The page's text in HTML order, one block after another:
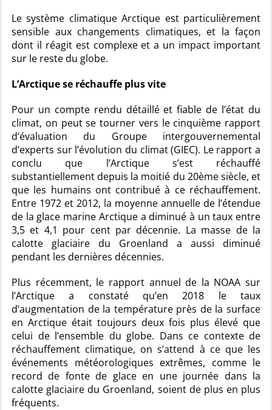
Le système climatique Arctique est particulièrement
sensible aux changements climatiques, et la façon
dont il réagit est complexe et a un impact important
sur le reste du globe.
L’Arctique se réchauffe plus vite
Pour un compte rendu détaillé et fiable de l’état du
climat, on peut se tourner vers le cinquième rapport
d’évaluation du Groupe intergouvernemental
d’experts sur l’évolution du climat (GIEC). Le rapport a
conclu que l’Arctique s’est réchauffé
substantiellement depuis la moitié du 20ème siècle, et
que les humains ont contribué à ce réchauffement.
Entre 1972 et 2012, la moyenne annuelle de l’étendue
de la glace marine Arctique a diminué à un taux entre
3,5 et 4,1 pour cent par décennie. La masse de la
calotte glaciaire du Groenland a aussi diminué
pendant les dernières décennies.
Plus récemment, le rapport annuel de la NOAA sur
l’Arctique a constaté qu’en 2018 le taux
d’augmentation de la température près de la surface
en Arctique était toujours deux fois plus élevé que
celui de l’ensemble du globe. Dans ce contexte de
réchauffement climatique, on s’attend à ce que les
événements météorologiques extrêmes, comme le
record de fonte de glace en une journée dans la
calotte glaciaire du Groenland, soient de plus en plus
fréquents.